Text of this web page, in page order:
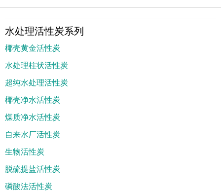
水处理活性炭系列
椰壳黄金活性炭
水处理柱状活性炭
超纯水处理活性炭
椰壳净水活性炭
煤质净水活性炭
自来水厂活性炭
生物活性炭
脱硫提盐活性炭
磷酸法活性炭